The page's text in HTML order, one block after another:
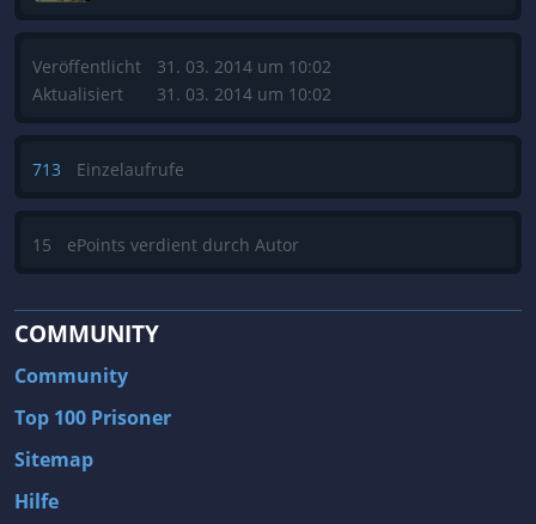
Veröffentlicht
Aktualisiert
31. 03. 2014 um 10:02
31. 03. 2014 um 10:02
713 Einzelaufrufe
15 ePoints verdient durch Autor
COMMUNITY
Community
Top 100 Prisoner
Sitemap
Hilfe